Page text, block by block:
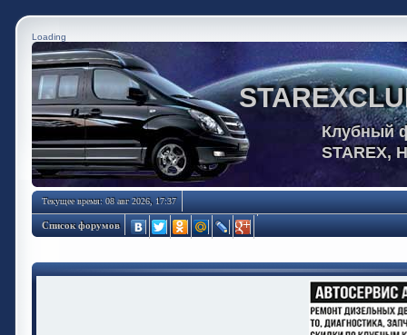
Loading
Клубный
STAREX,
Текущее время: 08 авг 2026, 17:37
Список форумов